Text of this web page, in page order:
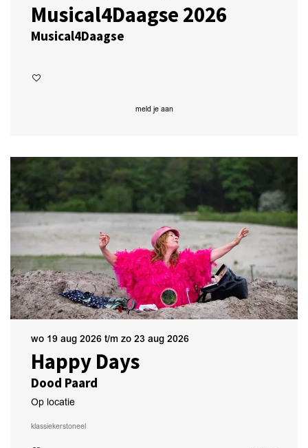
Musical4Daagse 2026
Musical4Daagse
meld je aan
Happy Days
Dood Paard
wo 19 aug 2026 t/m zo 23 aug 2026
Op locatie
klassiekerstoneel